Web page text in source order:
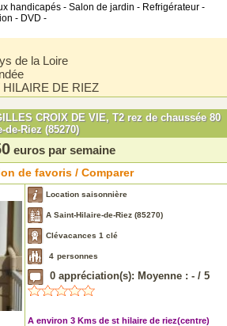
handicapés - Salon de jardin - Refrigérateur -
- DVD -
de la Loire
HILAIRE DE RIEZ
CROIX DE VIE, T2 rez de chaussée 80
Riez (85270)
euros par semaine
de favoris / Comparer
Location saisonnière
A Saint-Hilaire-de-Riez (85270)
Clévacances 1 clé
4 personnes
0 appréciation(s): Moyenne : - / 5
A environ 3 Kms de st hilaire de riez(centre)